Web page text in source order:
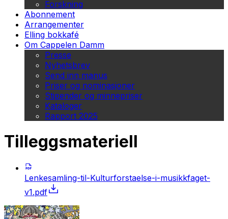
Forskning
Abonnement
Arrangementer
Elling bokkafé
Om Cappelen Damm
Presse
Nyhetsbrev
Send inn manus
Priser og nominasjoner
Stipender og minnepriser
Kataloger
Rapport 2025
Tilleggsmateriell
Lenkesamling-til-Kulturforstaelse-i-musikkfaget-
v1.pdf